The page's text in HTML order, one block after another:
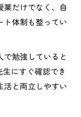
だけでなく、自
ト体制も整ってい
で勉強していると
にすぐ確認でき
活と両立しやすい